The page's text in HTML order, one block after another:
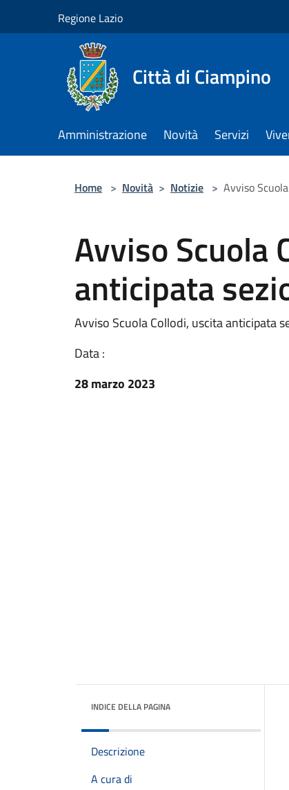
Regione Lazio
Città di Ciampino
Amministrazione Novità Servizi
Home > Novità > Notizie > Avviso
Avviso Scuola
anticipata
Avviso Scuola Collodi, uscita anticipata
Data :
28 marzo 2023
INDICE DELLA PAGINA
Descrizione
A cura di